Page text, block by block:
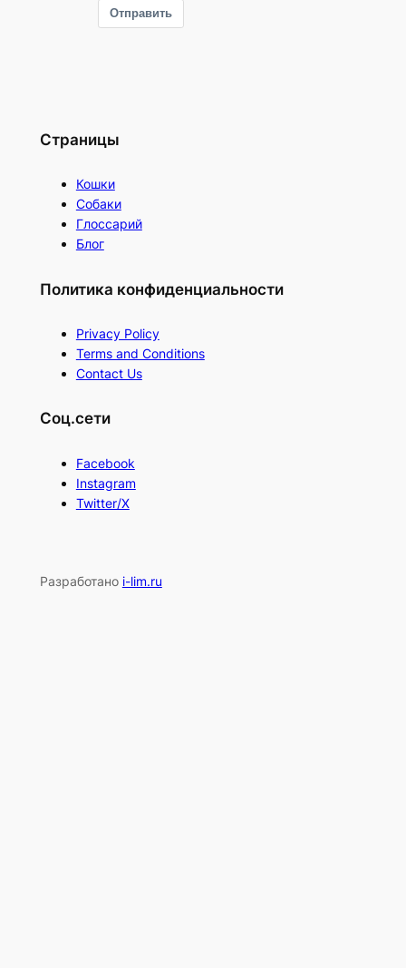
Отправить
Страницы
Кошки
Собаки
Глоссарий
Блог
Политика конфиденциальности
Privacy Policy
Terms and Conditions
Contact Us
Соц.сети
Facebook
Instagram
Twitter/X
Разработано i-lim.ru